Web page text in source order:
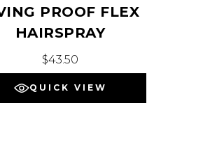
PROOF FLEX
HAIRSPRAY
$43.50
QUICK VIEW